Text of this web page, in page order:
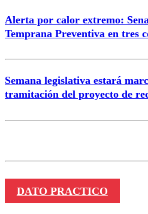
Alerta por calor extremo:
Temprana Preventiva en tres
Semana legislativa estará
tramitación del proyecto de
DATO PRACTICO